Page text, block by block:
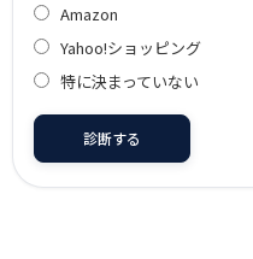
Amazon
Yahoo!ショッピング
特に決まっていない
診断する